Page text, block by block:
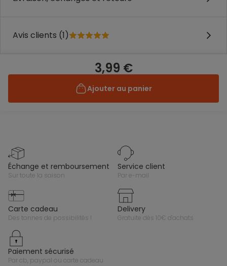
Avis clients (1)
3,99 €
Ajouter au panier
échange et remboursement
sur toute la saison
service client
par e-mail
carte cadeau
des tonnes de possibilités !
delivery
gratuite dès 10€ d'achats
paiement sécurisé
par cb, paypal ou carte cadeau